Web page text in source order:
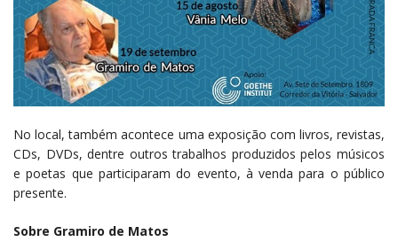
No local, também acontece uma exposição com livros, revistas,
CDs, DVDs, dentre outros trabalhos produzidos pelos músicos
e poetas que participaram do evento, à venda para o público
presente.
Sobre Gramiro de Matos